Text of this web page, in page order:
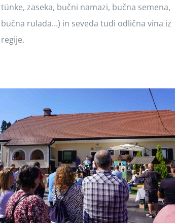
tünke, zaseka, bučni namazi, bučna semena,
bučna rulada…) in seveda tudi odlična vina iz
regije.